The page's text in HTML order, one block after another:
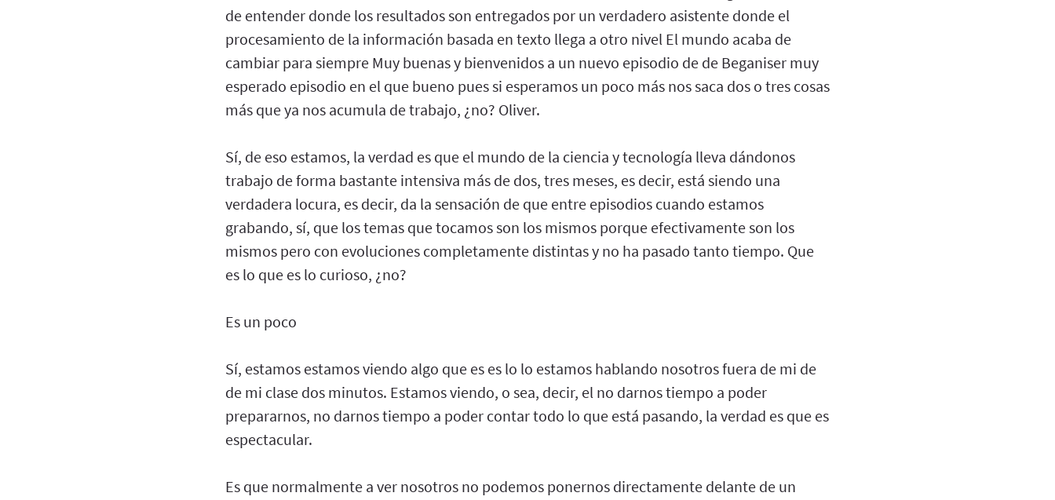
de entender donde los resultados son entregados por un verdadero asistente donde el
procesamiento de la información basada en texto llega a otro nivel El mundo acaba de
cambiar para siempre Muy buenas y bienvenidos a un nuevo episodio de de Beganiser muy
esperado episodio en el que bueno pues si esperamos un poco más nos saca dos o tres cosas
más que ya nos acumula de trabajo, ¿no? Oliver.
Sí, de eso estamos, la verdad es que el mundo de la ciencia y tecnología lleva dándonos
trabajo de forma bastante intensiva más de dos, tres meses, es decir, está siendo una
verdadera locura, es decir, da la sensación de que entre episodios cuando estamos
grabando, sí, que los temas que tocamos son los mismos porque efectivamente son los
mismos pero con evoluciones completamente distintas y no ha pasado tanto tiempo. Que
es lo que es lo curioso, ¿no?
Es un poco
Sí, estamos estamos viendo algo que es es lo lo estamos hablando nosotros fuera de mi de
de mi clase dos minutos. Estamos viendo, o sea, decir, el no darnos tiempo a poder
prepararnos, no darnos tiempo a poder contar todo lo que está pasando, la verdad es que es
espectacular.
Es que normalmente a ver nosotros no podemos ponernos directamente delante de un